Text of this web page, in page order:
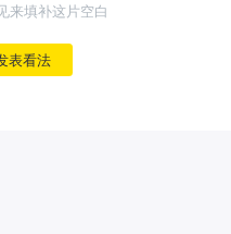
来填补这片空白
表看法